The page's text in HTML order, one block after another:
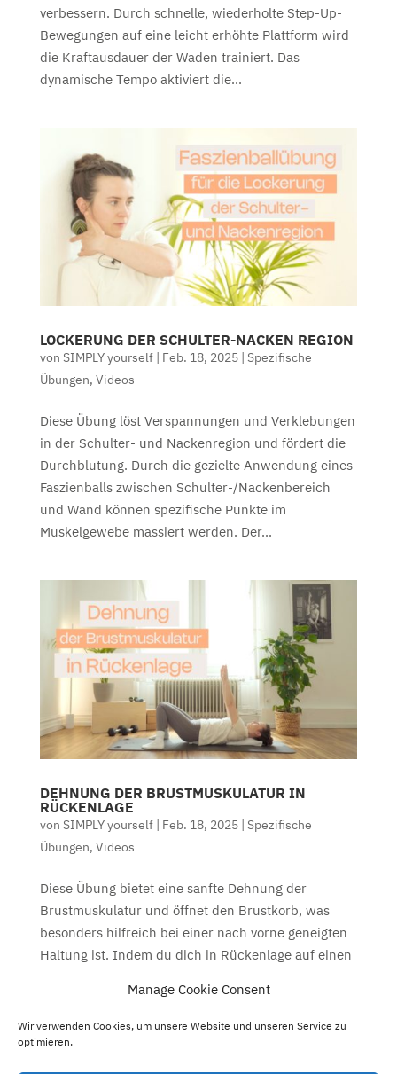
Manage Cookie Consent
Wir verwenden Cookies, um unsere Website und unseren Service zu
optimieren.
verbessern. Durch schnelle, wiederholte Step-Up-
Bewegungen auf eine leicht erhöhte Plattform wird
die Kraftausdauer der Waden trainiert. Das
dynamische Tempo aktiviert die...
LOCKERUNG DER SCHULTER-NACKEN REGION
von SIMPLY yourself| Feb. 18, 2025| Spezifische
Übungen, Videos
Diese Übung löst Verspannungen und Verklebungen
in der Schulter- und Nackenregion und fördert die
Durchblutung. Durch die gezielte Anwendung eines
Faszienballs zwischen Schulter-/Nackenbereich
und Wand können spezifische Punkte im
Muskelgewebe massiert werden. Der...
DEHNUNG DER BRUSTMUSKULATUR IN
RÜCKENLAGE
von SIMPLY yourself| Feb. 18, 2025| Spezifische
Übungen, Videos
Diese Übung bietet eine sanfte Dehnung der
Brustmuskulatur und öffnet den Brustkorb, was
besonders hilfreich bei einer nach vorne geneigten
Haltung ist. Indem du dich in Rückenlage auf einen
Brustbereich angehoben und...